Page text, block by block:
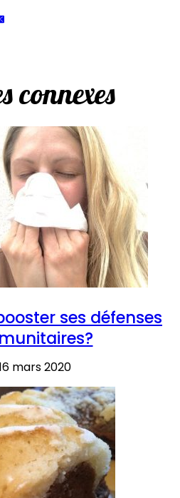
connexes
ses défenses
mars 2020